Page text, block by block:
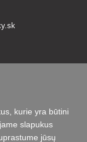
kurie yra būtini
slapukus
jūsų